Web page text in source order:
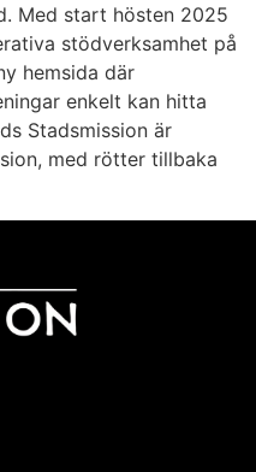
Med start hösten 2025
stödverksamhet på
hemsida där
enkelt kan hitta
Stadsmission är
med rötter tillbaka